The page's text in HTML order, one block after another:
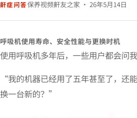
鼾症问答保养视频鼾友之家 · 26年5月14日
呼吸机使用寿命、安全性能与更换时机
使用呼吸机多年后，一些用户都会问我
“我的机器已经用了五年甚至了，还
换一台新的？”